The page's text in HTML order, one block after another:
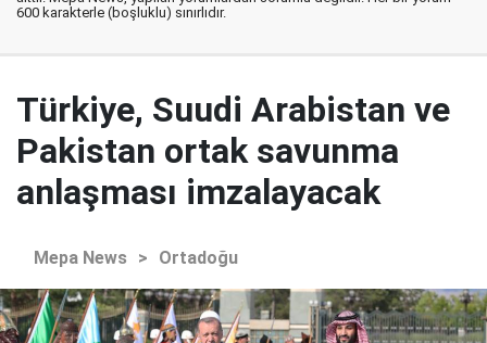
600 karakterle (boşluklu) sınırlıdır.
Türkiye, Suudi Arabistan ve
Pakistan ortak savunma
anlaşması imzalayacak
Mepa News > Ortadoğu